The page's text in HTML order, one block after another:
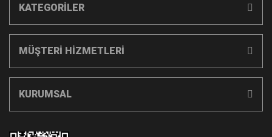
KATEGORİLER
MÜŞTERİ HİZMETLERİ
KURUMSAL